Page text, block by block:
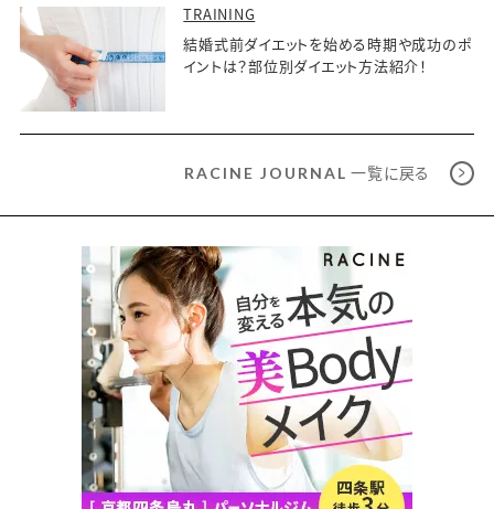
TRAINING
結婚式前ダイエットを始める時期や成功のポ
イントは？部位別ダイエット方法紹介！
RACINE JOURNAL 一覧に戻る